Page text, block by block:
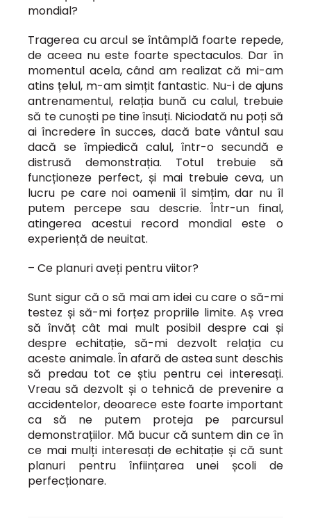
mondial?
Tragerea cu arcul se întâmplă foarte repede,
de aceea nu este foarte spectaculos. Dar în
momentul acela, când am realizat că mi-am
atins țelul, m-am simțit fantastic. Nu-i de ajuns
antrenamentul, relația bună cu calul, trebuie
să te cunoști pe tine însuți. Niciodată nu poți să
ai încredere în succes, dacă bate vântul sau
dacă se împiedică calul, într-o secundă e
distrusă demonstrația. Totul trebuie să
funcționeze perfect, și mai trebuie ceva, un
lucru pe care noi oamenii îl simțim, dar nu îl
putem percepe sau descrie. Într-un final,
atingerea acestui record mondial este o
experiență de neuitat.
– Ce planuri aveți pentru viitor?
Sunt sigur că o să mai am idei cu care o să-mi
testez și să-mi forțez propriile limite. Aș vrea
să învăț cât mai mult posibil despre cai și
despre echitație, să-mi dezvolt relația cu
aceste animale. În afară de astea sunt deschis
să predau tot ce știu pentru cei interesați.
Vreau să dezvolt și o tehnică de prevenire a
accidentelor, deoarece este foarte important
ca să ne putem proteja pe parcursul
demonstrațiilor. Mă bucur că suntem din ce în
ce mai mulți interesați de echitație și că sunt
planuri pentru înființarea unei școli de
perfecționare.